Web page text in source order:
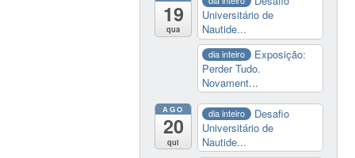
19
qua
Universitário de
Nautide...
dia inteiro
Exposição:
Perder Tudo.
Novament...
AGO
20
qui
dia inteiro
Desafio
Universitário de
Nautide...